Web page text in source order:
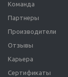
Команда
Партнеры
Производители
Отзывы
Карьера
Сертификаты